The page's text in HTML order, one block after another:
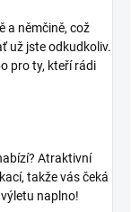
a němčině, což
už jste odkudkoliv.
pro ty, kteří rádi
Atraktivní
takže vás čeká
naplno!